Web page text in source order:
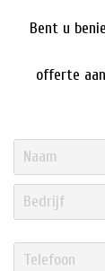
Bent u
offerte